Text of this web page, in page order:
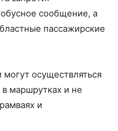
сообщение, а
пассажирские
осуществляться
маршрутках и не
и